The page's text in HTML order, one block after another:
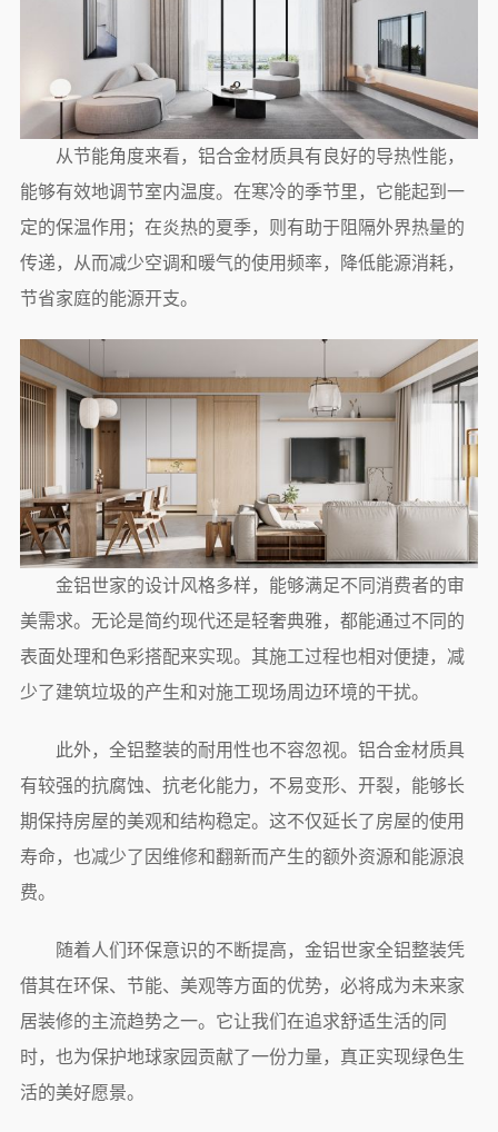
从节能角度来看，铝合金材质具有良好的导热性能，
能够有效地调节室内温度。在寒冷的季节里，它能起到一
定的保温作用；在炎热的夏季，则有助于阻隔外界热量的
传递，从而减少空调和暖气的使用频率，降低能源消耗，
节省家庭的能源开支。
金铝世家的设计风格多样，能够满足不同消费者的审
美需求。无论是简约现代还是轻奢典雅，都能通过不同的
表面处理和色彩搭配来实现。其施工过程也相对便捷，减
少了建筑垃圾的产生和对施工现场周边环境的干扰。
此外，全铝整装的耐用性也不容忽视。铝合金材质具
有较强的抗腐蚀、抗老化能力，不易变形、开裂，能够长
期保持房屋的美观和结构稳定。这不仅延长了房屋的使用
寿命，也减少了因维修和翻新而产生的额外资源和能源浪
费。
随着人们环保意识的不断提高，金铝世家全铝整装凭
借其在环保、节能、美观等方面的优势，必将成为未来家
居装修的主流趋势之一。它让我们在追求舒适生活的同
时，也为保护地球家园贡献了一份力量，真正实现绿色生
活的美好愿景。